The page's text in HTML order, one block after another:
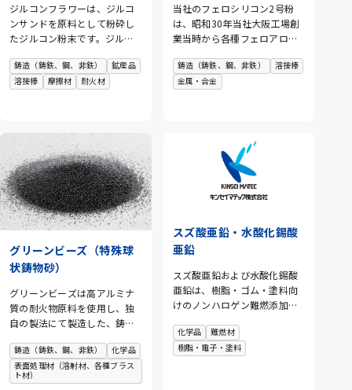
ジルコンフラワーは、ジルコ
ンサンドを原料として粉砕し
たジルコン粉末です。ジルコ
富み、熱による膨張が小さい
のが特徴です。 ジルコンのも
釉薬・研磨剤などに使用され
ます。また、超微粉化した製
品「A-PAX」は衛生陶器用の乳
濁材として世界各国で使用さ
れています。
鋳造（鋳鉄、鋼、非鉄）
鉱産品
溶接棒
摩擦材 耐火材
当社のフェロシリコン2号粉
は、昭和30年当社大阪工場創
業当時から各種フェロアロイ
し、製造してきました。その
後当社は大阪工場を発展的に
工場において集中生産してい
ます。フェロシリコン2号の粒
体及び中間粉体は主として鋳
造業界や耐火物業界での需要
が旺盛で、当社はフェロシリ
のルートを確立し、常時多量
の原料を保有してお客様のご
も行っています。 また、当社
のフェロシリコン3号粉は、溶
接棒用フラックス材として製
造販売を開始し、お客様のご
要請にお応えすべく品質管理
の強化と量産体制を整えまし
鋳造（鋳鉄、鋼、非鉄）
溶接棒
金属・合金
グリーンビーズ（特殊球
状鋳物砂）
グリーンビーズは高アルミナ
質の耐火物原料を使用し、独
自の製法にて製造した、鋳造
ように、真球状で空隙なども
存在せず、流動性、充填性に
優れており、今後の鋳造工程
鋳造（鋳鉄、鋼、非鉄）
化学品
表面処理材（溶射材、各種ブラス
ト材）
スズ酸亜鉛・水酸化錫酸
亜鉛
スズ酸亜鉛および水酸化錫酸
亜鉛は、樹脂・ゴム・塗料向
けのノンハロゲン難燃添加剤
ドリップ防止効果を発揮し、
チャー形成による延焼抑制に
化学品
難燃材
樹脂・電子・塗料